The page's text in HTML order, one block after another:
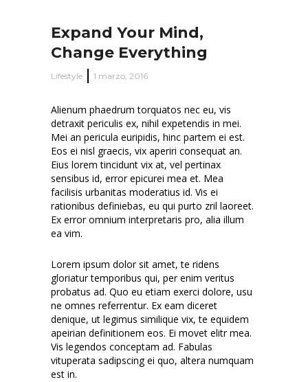
Expand Your Mind,
Change Everything
Lifestyle 1 marzo, 2016
Alienum phaedrum torquatos nec eu, vis
detraxit periculis ex, nihil expetendis in mei.
Mei an pericula euripidis, hinc partem ei est.
Eos ei nisl graecis, vix aperiri consequat an.
Eius lorem tincidunt vix at, vel pertinax
sensibus id, error epicurei mea et. Mea
facilisis urbanitas moderatius id. Vis ei
rationibus definiebas, eu qui purto zril laoreet.
Ex error omnium interpretaris pro, alia illum
ea vim.
Lorem ipsum dolor sit amet, te ridens
gloriatur temporibus qui, per enim veritus
probatus ad. Quo eu etiam exerci dolore, usu
ne omnes referrentur. Ex eam diceret
denique, ut legimus similique vix, te equidem
apeirian definitionem eos. Ei movet elitr mea.
Vis legendos conceptam ad. Fabulas
vituperata sadipscing ei quo, altera numquam
est in.